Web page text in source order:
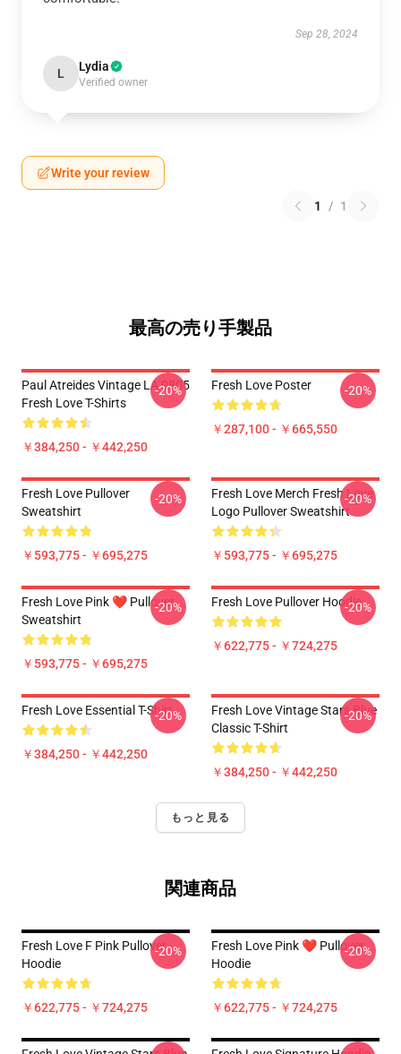
Sep 28, 2024
L Lydia
Verified owner
Write your review
1 / 1
最高の売り手製品
Paul Atreides Vintage LA 0805
Fresh Love T-Shirts
￥384,250 - ￥442,250
-20% Fresh Love Poster
￥287,100 - ￥665,550
-20%
Fresh Love Pullover
Sweatshirt
￥593,775 - ￥695,275
-20%
Fresh Love Merch Fresh Love
Logo Pullover Sweatshirt
￥593,775 - ￥695,275
-20%
Fresh Love Pink ❤️ Pullover
Sweatshirt
￥593,775 - ￥695,275
-20% Fresh Love Pullover Hoodie
￥622,775 - ￥724,275
-20%
Fresh Love Essential T-Shirt
￥384,250 - ￥442,250
-20%
Fresh Love Vintage Stars Blue
Classic T-Shirt
￥384,250 - ￥442,250
-20%
もっと見る
関連商品
Fresh Love F Pink Pullover
Hoodie
￥622,775 - ￥724,275
-20%
Fresh Love Pink ❤️ Pullover
Hoodie
￥622,775 - ￥724,275
-20%